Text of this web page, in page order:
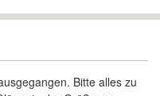
Bitte alles zu